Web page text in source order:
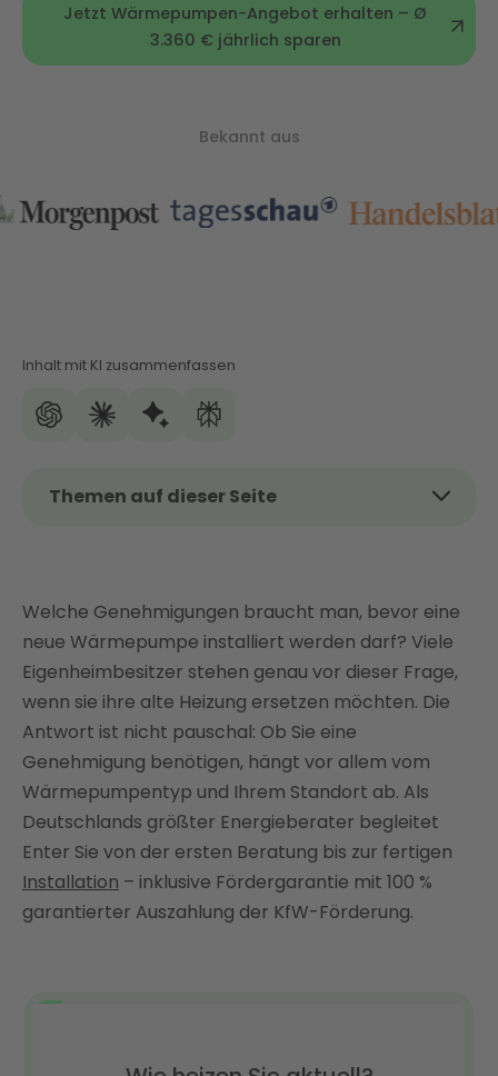
Jetzt Wärmepumpen-Angebot erhalten – Ø
3.360 € jährlich sparen
Bekannt aus
Inhalt mit KI zusammenfassen
Themen auf dieser Seite
Genehmigungsfreie Wärmepumpen: Diese
Anlagen können Sie ohne Baugenehmigung
installieren
Genehmigungspflichtige Wärmepumpen: Wann ist
eine Erlaubnis zwingend erforderlich?
Wärmepumpe im Denkmalschutz – was ist zu
beachten?
Wärmepumpe genehmigen lassen: So geht's
Wärmepumpen-Genehmigung richtig einschätzen
und sicher planen mit Enter
FAQ
Welche Genehmigungen braucht man, bevor eine
neue Wärmepumpe installiert werden darf? Viele
Eigenheimbesitzer stehen genau vor dieser Frage,
wenn sie ihre alte Heizung ersetzen möchten. Die
Antwort ist nicht pauschal: Ob Sie eine
Genehmigung benötigen, hängt vor allem vom
Wärmepumpentyp und Ihrem Standort ab. Als
Deutschlands größter Energieberater begleitet
Enter Sie von der ersten Beratung bis zur fertigen
Installation – inklusive Fördergarantie mit 100 %
garantierter Auszahlung der KfW-Förderung.